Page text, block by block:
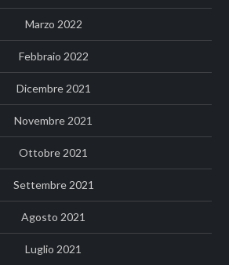
Marzo 2022
Febbraio 2022
Dicembre 2021
Novembre 2021
Ottobre 2021
Settembre 2021
Agosto 2021
Luglio 2021